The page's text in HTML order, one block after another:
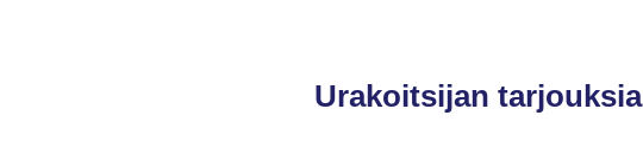
Urakoitsijan tarjouksia